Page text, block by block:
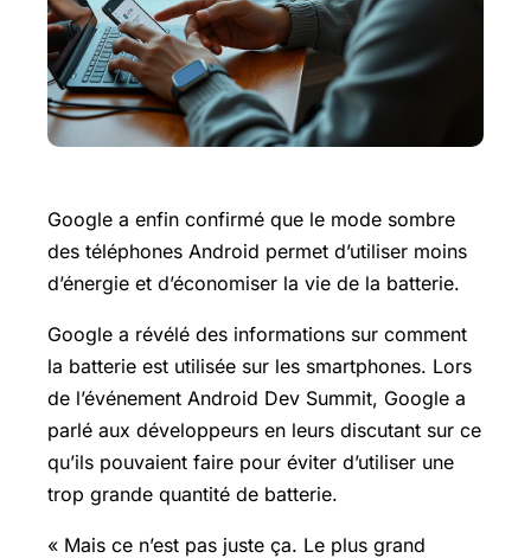
Google a enfin confirmé que le mode sombre
des téléphones Android permet d’utiliser moins
d’énergie et d’économiser la vie de la batterie.
Google a révélé des informations sur comment
la batterie est utilisée sur les smartphones. Lors
de l’événement Android Dev Summit, Google a
parlé aux développeurs en leurs discutant sur ce
qu’ils pouvaient faire pour éviter d’utiliser une
trop grande quantité de batterie.
« Mais ce n’est pas juste ça. Le plus grand